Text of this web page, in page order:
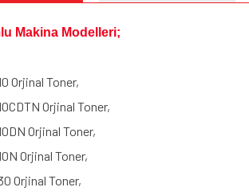
Makina Modelleri;
Orjinal Toner,
Orjinal Toner,
Orjinal Toner,
Orjinal Toner,
Orjinal Toner,